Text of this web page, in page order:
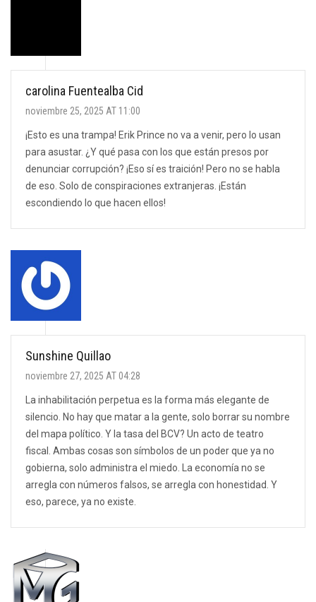
carolina Fuentealba Cid
noviembre 25, 2025 AT 11:00
¡Esto es una trampa! Erik Prince no va a venir, pero lo usan
para asustar. ¿Y qué pasa con los que están presos por
denunciar corrupción? ¡Eso sí es traición! Pero no se habla
de eso. Solo de conspiraciones extranjeras. ¡Están
escondiendo lo que hacen ellos!
Sunshine Quillao
noviembre 27, 2025 AT 04:28
La inhabilitación perpetua es la forma más elegante de
silencio. No hay que matar a la gente, solo borrar su nombre
del mapa político. Y la tasa del BCV? Un acto de teatro
fiscal. Ambas cosas son símbolos de un poder que ya no
gobierna, solo administra el miedo. La economía no se
arregla con números falsos, se arregla con honestidad. Y
eso, parece, ya no existe.